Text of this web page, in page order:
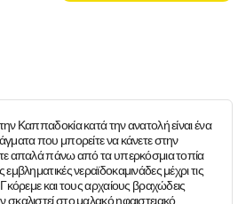
Καππαδοκία κατά την ανατολή είναι ένα
που μπορείτε να κάνετε στην
απαλά πάνω από τα υπερκόσμια τοπία
νεραϊδοκαμινάδες μέχρι τις
και τους αρχαίους βραχώδεις
στο μαλακό ηφαιστειακό